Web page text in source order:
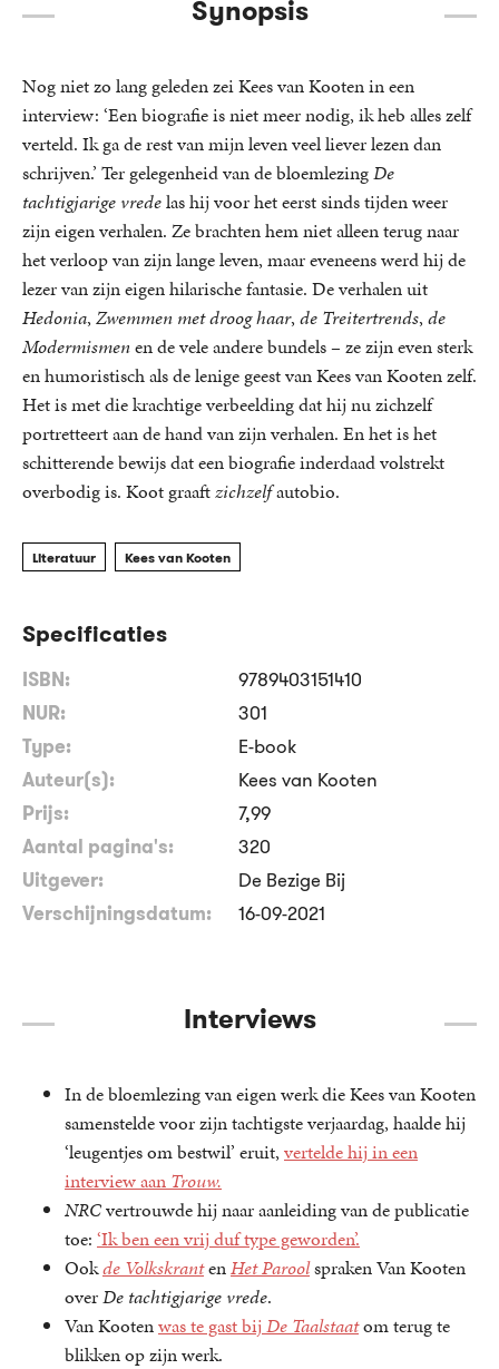
Synopsis
Nog niet zo lang geleden zei Kees van Kooten in een
interview: ‘Een biografie is niet meer nodig, ik heb alles zelf
verteld. Ik ga de rest van mijn leven veel liever lezen dan
schrijven.’ Ter gelegenheid van de bloemlezingDe
tachtigjarige vredelas hij voor het eerst sinds tijden weer
zijn eigen verhalen. Ze brachten hem niet alleen terug naar
het verloop van zijn lange leven, maar eveneens werd hij de
lezer van zijn eigen hilarische fantasie. De verhalen uit
Hedonia, Zwemmen met droog haar, de Treitertrends, de
Modermismenen de vele andere bundels – ze zijn even sterk
en humoristisch als de lenige geest van Kees van Kooten zelf.
Het is met die krachtige verbeelding dat hij nu zichzelf
portretteert aan de hand van zijn verhalen. En het is het
schitterende bewijs dat een biografie inderdaad volstrekt
overbodig is. Koot graaftzichzelfautobio.
Literatuur Kees van Kooten
Specificaties
ISBN:
9789403151410
NUR:
301
Type:
E-book
Auteur(s):
Kees van Kooten
Prijs:
7,99
Aantal pagina's:
320
Uitgever:
De Bezige Bij
Verschijningsdatum:
16-09-2021
Interviews
In de bloemlezing van eigen werk die Kees van Kooten
samenstelde voor zijn tachtigste verjaardag, haalde hij
‘leugentjes om bestwil’ eruit, vertelde hij in een
interview aan Trouw.
NRCvertrouwde hij naar aanleiding van de publicatie
toe: ‘Ik ben een vrij duf type geworden’.
Ookde VolkskrantenHet Paroolspraken Van Kooten
overDe tachtigjarige vrede.
Van Kootenwas te gast bij De Taalstaatom terug te
blikken op zijn werk.